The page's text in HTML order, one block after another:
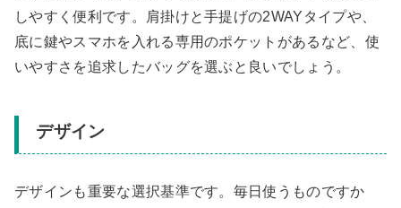
しやすく便利です。肩掛けと手提げの2WAYタイプや、
底に鍵やスマホを入れる専用のポケットがあるなど、使
いやすさを追求したバッグを選ぶと良いでしょう。
デザイン
デザインも重要な選択基準です。毎日使うものですか